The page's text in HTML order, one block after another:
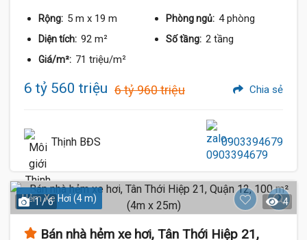
Rộng: 5 m x 19 m Phòng ngủ: 4 phòng
Diện tích: 92 m² Số tầng: 2 tầng
Giá/m²: 71 triệu/m²
6 tỷ 560 triệu 6 tỷ 960 triệu Chia sẻ
Thịnh BĐS 0903394679
Hẻm Xe Hơi (4 m)
1 / 6 4
Bán nhà hẻm xe hơi, Tân Thới Hiệp 21,